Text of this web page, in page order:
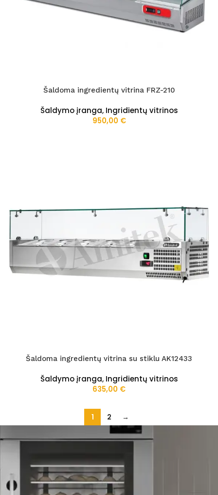
Šaldoma ingredientų vitrina FRZ-210
Šaldymo įranga, Ingridientų vitrinos
950,00 €
Šaldoma ingredientų vitrina su stiklu AK12433
Šaldymo įranga, Ingridientų vitrinos
635,00 €
1 2 →